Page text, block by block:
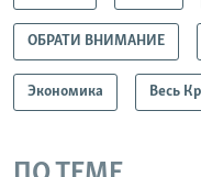
ОБРАТИ ВНИМАНИЕ
Экономика Весь